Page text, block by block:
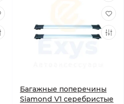
Багажные поперечины
Siamond V1 серебристые